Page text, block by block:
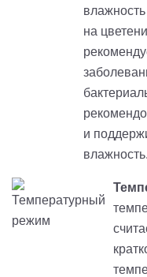
на
и
влажность.